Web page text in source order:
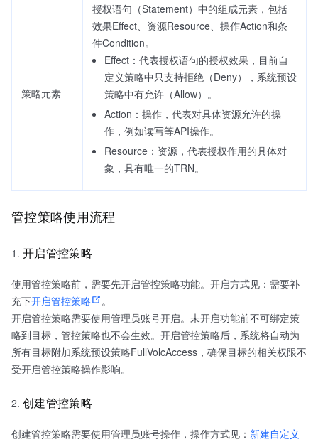
策略元素
授权语句（Statement）中的组成元素，包括
效果Effect、资源Resource、操作Action和条
件Condition。
Effect：代表授权语句的授权效果，目前自
定义策略中只支持拒绝（Deny），系统预设
策略中有允许（Allow）。
Action：操作，代表对具体资源允许的操
作，例如读写等API操作。
Resource：资源，代表授权作用的具体对
象，具有唯一的TRN。
管控策略使用流程
开启管控策略
使用管控策略前，需要先开启管控策略功能。开启方式见：需要补
充下开启管控策略
。
开启管控策略需要使用管理员账号开启。未开启功能前不可绑定策
略到目标，管控策略也不会生效。开启管控策略后，系统将自动为
所有目标附加系统预设策略FullVolcAccess，确保目标的相关权限不
受开启管控策略操作影响。
创建管控策略
创建管控策略需要使用管理员账号操作，操作方式见： 新建自定义